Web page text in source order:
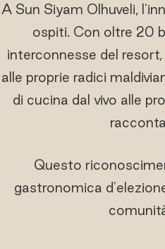
A Sun Siyam Olhuveli,
ospiti. Con oltre 20
interconnesse del
alle proprie radici
di cucina dal vivo alle
Questo
gastronomica